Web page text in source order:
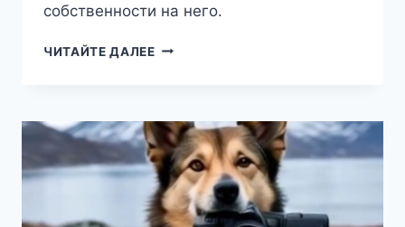
собственности на него.
ЧИТАЙТЕ ДАЛЕЕТРАМП
50%
ПРАВ
НА
СТРОЯЩИЙСЯ
МЕЖДУ
ДВУМЯ